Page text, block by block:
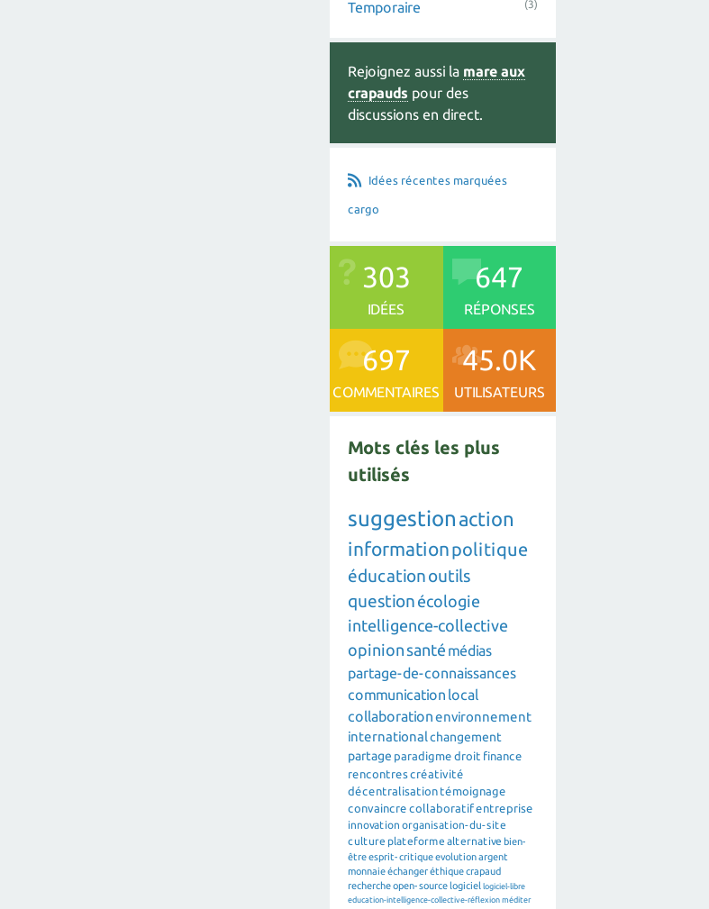
Temporaire (3)
Rejoignez aussi la mare aux
crapauds pour des
discussions en direct.
Idées récentes marquées
cargo
303
IDÉES
647
RÉPONSES
697
COMMENTAIRES
45.0K
UTILISATEURS
Mots clés les plus
utilisés
suggestion action
informationpolitique
éducationoutils
question écologie
intelligence-collective
opinion santé médias
partage-de-connaissances
communication local
collaborationenvironnement
internationalchangement
partage paradigme droit finance
rencontrescréativité
décentralisation témoignage
convaincre collaboratifentreprise
innovation organisation-du-site
culture plateforme alternative bien-
êtreesprit-critiqueevolutionargent
monnaieéchangeréthiquecrapaud
rechercheopen-source logiciel logiciel-libre
education-intelligence-collective-réflexion méditer